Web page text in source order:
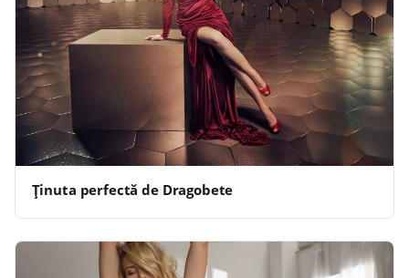
Ţinuta perfectă de Dragobete